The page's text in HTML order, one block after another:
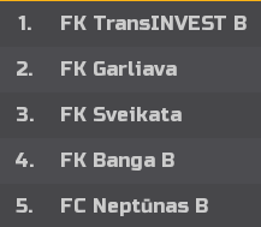
1. FK TransINVEST B
2. FK Garliava
3. FK Sveikata
4. FK Banga B
5. FC Neptūnas B